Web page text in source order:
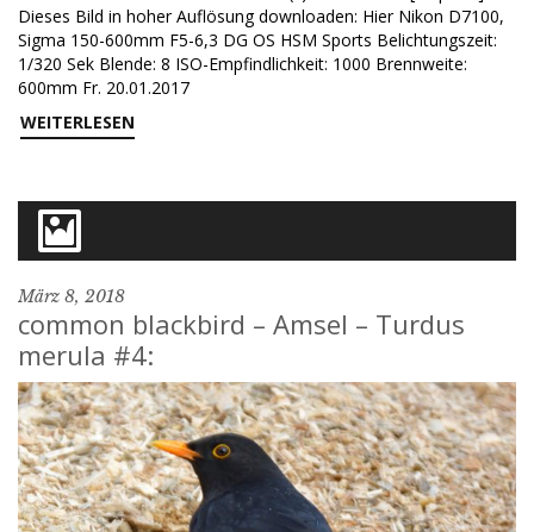
Dieses Bild in hoher Auflösung downloaden: Hier Nikon D7100,
Sigma 150-600mm F5-6,3 DG OS HSM Sports Belichtungszeit:
1/320 Sek Blende: 8 ISO-Empfindlichkeit: 1000 Brennweite:
600mm Fr. 20.01.2017
WEITERLESEN
März 8, 2018
common blackbird – Amsel – Turdus
merula #4: